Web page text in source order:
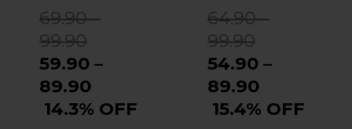
69.90 –
99.90
59.90 –
89.90
14.3% OFF
être
choisies
sur
la
64.90 –
99.90
54.90 –
89.90
15.4% OFF
être
choisies
sur
la